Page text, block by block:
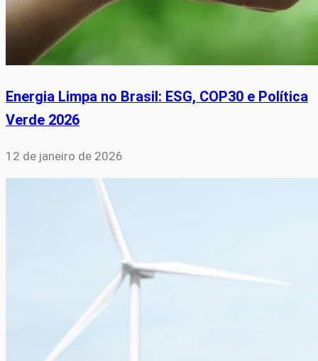
Energia Limpa no Brasil: ESG, COP30 e Política
Verde 2026
12 de janeiro de 2026